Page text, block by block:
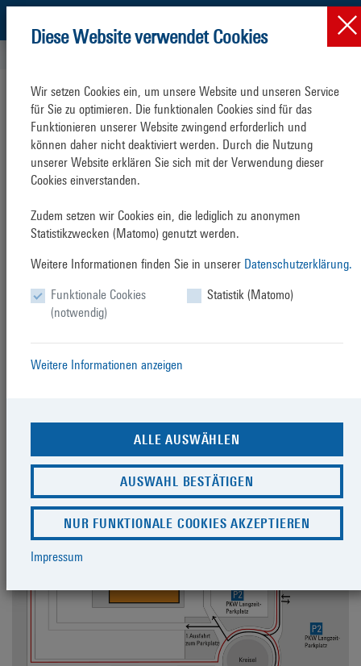
BarrierefreiesReisen
NachDänemarkundSchweden
Das Fährcenter verfügt über behindertengerechte Zugänge und
Seehafen_barrierefrei.png
Übersicht Fährcenter
Diese Website verwendet Cookies
Wir setzen Cookies ein, um unsere Website und unseren Service
für Sie zu optimieren. Die funktionalen Cookies sind für das
Funktionieren unserer Website zwingend erforderlich und
können daher nicht deaktiviert werden. Durch die Nutzung
unserer Website erklären Sie sich mit der Verwendung dieser
Cookies einverstanden.
Zudem setzen wir Cookies ein, die lediglich zu anonymen
Statistikzwecken (Matomo) genutzt werden.
Weitere Informationen finden Sie in unserer Datenschutzerklärung.
Funktionale Cookies
(notwendig)
Statistik (Matomo)
Weitere Informationen anzeigen
ALLE AUSWÄHLEN
AUSWAHL BESTÄTIGEN
NUR FUNKTIONALE COOKIES AKZEPTIEREN
Impressum